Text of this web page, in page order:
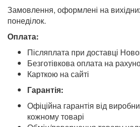
Замовлення, оформлені на
понеділок.
Оплата:
Післяплата при доставці
Безготівкова оплата на
Карткою на сайті
Гарантія:
Офіційна гарантія від
кожному товарі